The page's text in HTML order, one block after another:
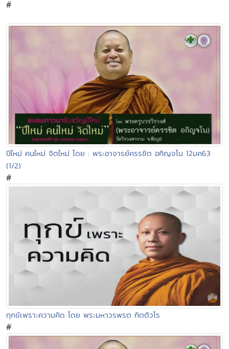
#
ปีใหม่ คนใหม่ จิตใหม่ โดย : พระอาจารย์ครรชิต อกิญจโน 12มค63
(1/2)
#
ทุกข์เพราะความคิด โดย พระมหาวรพรต กิตติวโร
#